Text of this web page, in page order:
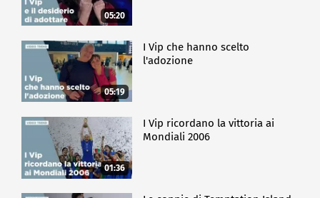
05:20
05:19
I Vip che hanno scelto
l'adozione
01:36
I Vip ricordano la vittoria ai
Mondiali 2006